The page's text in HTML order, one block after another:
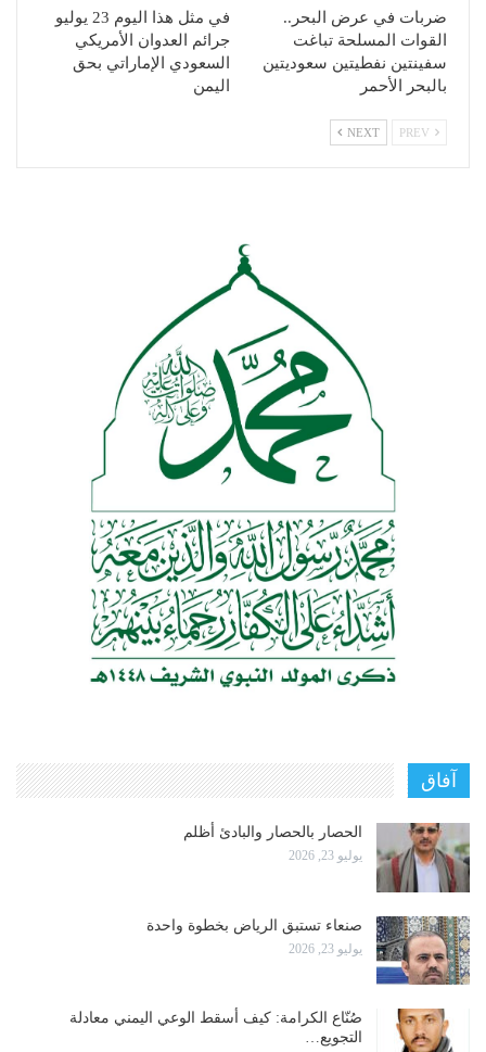
ضربات في عرض البحر..
القوات المسلحة تباغت
سفينتين نفطيتين سعوديتين
بالبحر الأحمر
في مثل هذا اليوم 23 يوليو
جرائم العدوان الأمريكي
السعودي الإماراتي بحق
اليمن
NEXT
آفاق
الحصار بالحصار والبادئ أظلم
يوليو 23, 2026
صنعاء تستبق الرياض بخطوة واحدة
يوليو 23, 2026
صُنّاع الكرامة: كيف أسقط الوعي اليمني معادلة
التجويع…